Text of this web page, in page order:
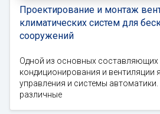
Проектирование и монтаж
климатических систем для
сооружений
Одной из основных составляющих
кондиционирования и вентиляции
управления и системы
различные